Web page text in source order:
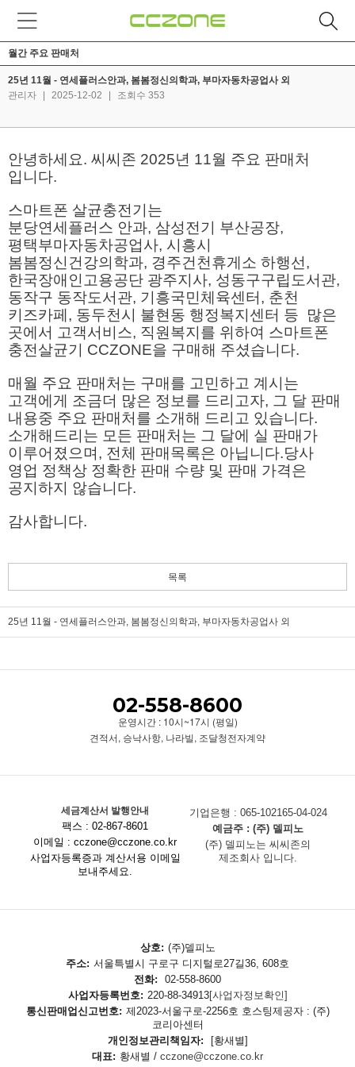
월간 주요 판매처
25년 11월 - 연세플러스안과, 봄봄정신의학과, 부마자동차공업사 외
관리자
2025-12-02 조회수 353
안녕하세요. 씨씨존 2025년 11월 주요 판매처
입니다.
스마트폰 살균충전기는
분당연세플러스 안과, 삼성전기 부산공장,
평택부마자동차공업사, 시흥시
봄봄정신건강의학과, 경주건천휴게소 하행선,
한국장애인고용공단 광주지사, 성동구구립도서관,
동작구 동작도서관, 기흥국민체육센터, 춘천
키즈카페, 동두천시 불현동 행정복지센터 등 많은
곳에서 고객서비스, 직원복지를 위하여 스마트폰
충전살균기 CCZONE을 구매해 주셨습니다.
매월 주요 판매처는 구매를 고민하고 계시는
고객에게 조금더 많은 정보를 드리고자, 그 달 판매
내용중 주요 판매처를 소개해 드리고 있습니다.
소개해드리는 모든 판매처는 그 달에 실 판매가
이루어졌으며, 전체 판매목록은 아닙니다.당사
영업 정책상 정확한 판매 수량 및 판매 가격은
공지하지 않습니다.
감사합니다.
목록
25년 11월 - 연세플러스안과, 봄봄정신의학과, 부마자동차공업사 외
02-558-8600
운영시간 : 10시~17시 (평일)
견적서, 승낙사항, 나라빌, 조달청전자계약
세금계산서 발행안내
팩스 : 02-867-8601
이메일 : cczone@cczone.co.kr
사업자등록증과 계산서용 이메일
보내주세요.
기업은행 : 065-102165-04-024
예금주 : (주) 델피노
(주) 델피노는 씨씨존의
제조회사 입니다.
상호: (주)델피노
주소: 서울특별시 구로구 디지털로27길36, 608호
전화:
02-558-8600
사업자등록번호: 220-88-34913[사업자정보확인]
통신판매업신고번호: 제2023-서울구로-2256호 호스팅제공자 : (주)
코리아센터
개인정보관리책임자:
[황새별]
대표: 황새별 / cczone@cczone.co.kr